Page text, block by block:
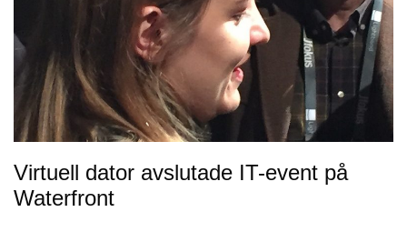
Virtuell dator avslutade IT-event på
Waterfront